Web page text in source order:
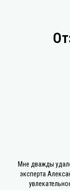
Мне дважды
эксперта